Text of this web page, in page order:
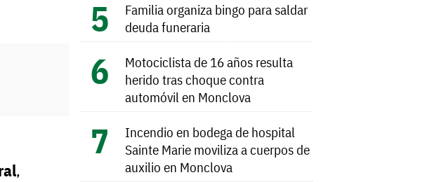
,
Familia organiza bingo para saldar
deuda funeraria
Motociclista de 16 años resulta
herido tras choque contra
automóvil en Monclova
Incendio en bodega de hospital
Sainte Marie moviliza a cuerpos de
auxilio en Monclova